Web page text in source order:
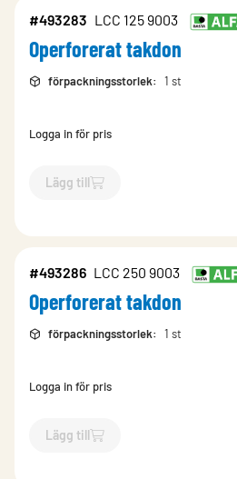
#493283 LCC 125 9003
Operforerat takdon
förpackningsstorlek: 1 st
Logga in för pris
Lägg till
`$Lägg till
#493286 LCC 250 9003
Operforerat takdon
förpackningsstorlek: 1 st
Logga in för pris
Lägg till
`$Lägg till